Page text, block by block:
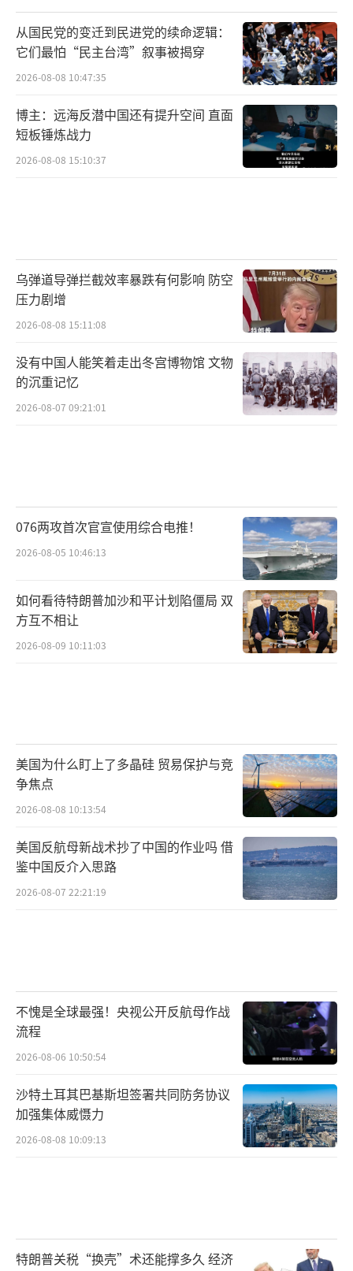
从国民党的变迁到民进党的续命逻辑：
它们最怕“民主台湾”叙事被揭穿
2026-08-08 10:47:35
博主：远海反潜中国还有提升空间 直面
短板锤炼战力
2026-08-08 15:10:37
乌弹道导弹拦截效率暴跌有何影响 防空
压力剧增
2026-08-08 15:11:08
没有中国人能笑着走出冬宫博物馆 文物
的沉重记忆
2026-08-07 09:21:01
076两攻首次官宣使用综合电推！
2026-08-05 10:46:13
如何看待特朗普加沙和平计划陷僵局 双
方互不相让
2026-08-09 10:11:03
美国为什么盯上了多晶硅 贸易保护与竞
争焦点
2026-08-08 10:13:54
美国反航母新战术抄了中国的作业吗 借
鉴中国反介入思路
2026-08-07 22:21:19
不愧是全球最强！央视公开反航母作战
流程
2026-08-06 10:50:54
沙特土耳其巴基斯坦签署共同防务协议
加强集体威慑力
2026-08-08 10:09:13
特朗普关税“换壳”术还能撑多久 经济